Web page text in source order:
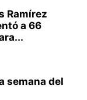
Ramírez
a 66
semana del